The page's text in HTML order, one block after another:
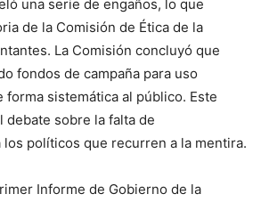
una serie de engaños, lo que
de la Comisión de Ética de la
La Comisión concluyó que
fondos de campaña para uso
forma sistemática al público. Este
debate sobre la falta de
políticos que recurren a la mentira.
Informe de Gobierno de la